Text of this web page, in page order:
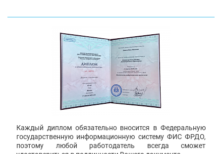
Каждый диплом обязательно вносится в Федеральную
государственную информационную систему ФИС ФРДО,
поэтому любой работодатель всегда сможет